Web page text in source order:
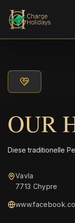
OUR
Diese traditionelle
Vavla
7713 Chypre